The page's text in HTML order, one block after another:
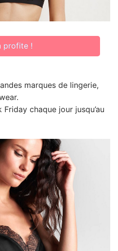
profite !
marques de lingerie,
chaque jour jusqu’au